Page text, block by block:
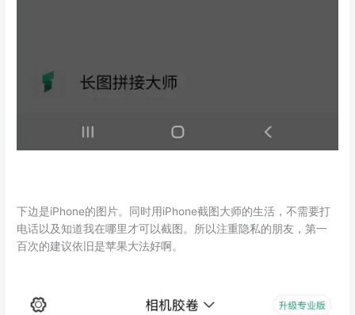
下边是iPhone的图片。同时用iPhone截图大师的生活，不需要打
电话以及知道我在哪里才可以截图。所以注重隐私的朋友，第一
百次的建议依旧是苹果大法好啊。